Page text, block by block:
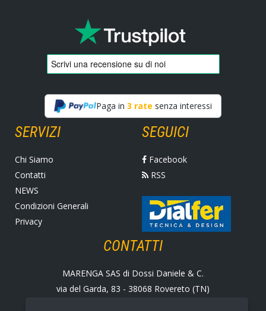
Paga in 3 rate senza interessi
SERVIZI
Chi Siamo
Contatti
NEWS
Condizioni Generali
Privacy
SEGUICI
Facebook
RSS
CONTATTI
MARENGA SAS di Dossi Daniele & C.
via del Garda, 83 - 38068 Rovereto (TN)